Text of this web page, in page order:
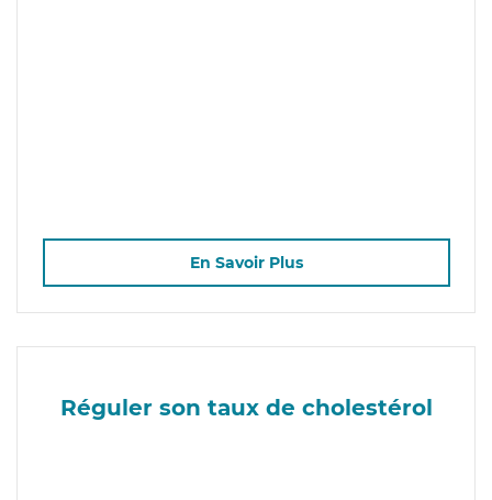
En Savoir Plus
Réguler son taux de cholestérol